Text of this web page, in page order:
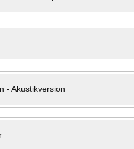
- Akustikversion